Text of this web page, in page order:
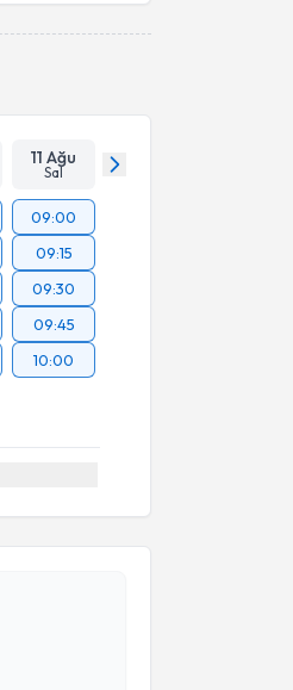
11 Ağu
Sal
09:00
09:15
09:30
09:45
10:00